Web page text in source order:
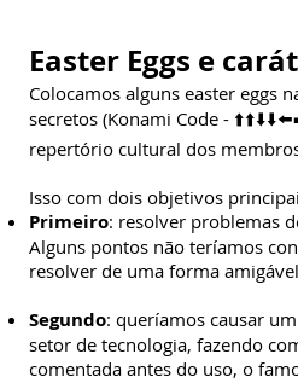
Easter Eggs e
Colocamos alguns easter eggs
secretos (Konami Code -
repertório cultural dos
Isso com dois objetivos
Primeiro: resolver problemas
Alguns pontos não teríamos
resolver de uma forma
Segundo: queríamos causar
setor de tecnologia, fazendo
comentada antes do uso, o